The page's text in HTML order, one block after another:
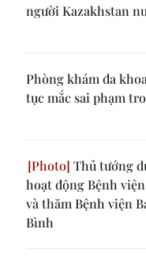
người Kazakhstan
Phòng khám đa
tục mắc sai phạm
Thủ tướng
hoạt động Bệnh
và thăm Bệnh viện
Bình